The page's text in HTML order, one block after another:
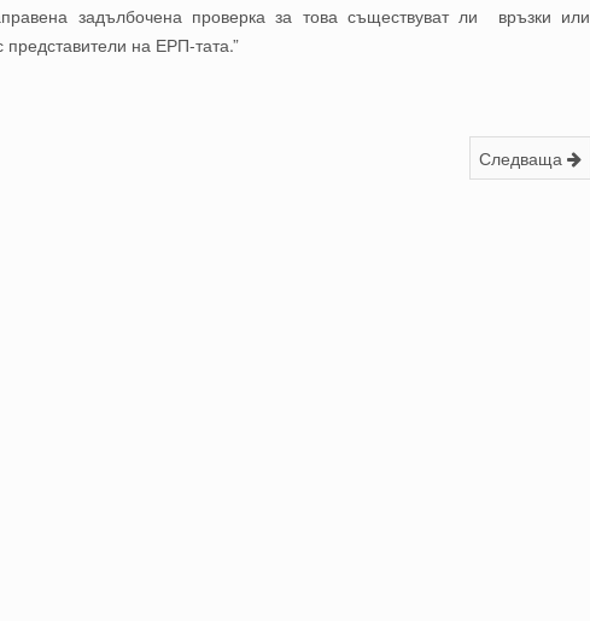
задълбочена проверка за това съществуват ли връзки или
на ЕРП-тата.”
Следваща